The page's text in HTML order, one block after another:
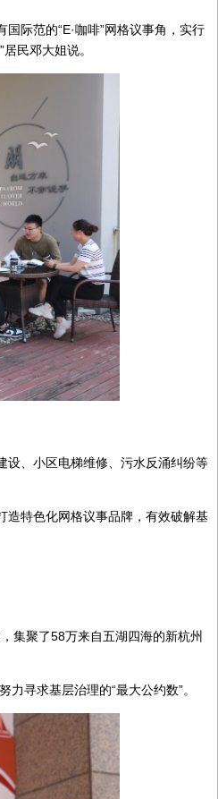
际范的“E·咖啡”网格议事角，实行
民邓大姐说。
、小区电梯维修、污水反涌纠纷等
特色化网格议事品牌，有效破解基
集聚了58万来自五湖四海的新杭州
寻求基层治理的“最大公约数”。